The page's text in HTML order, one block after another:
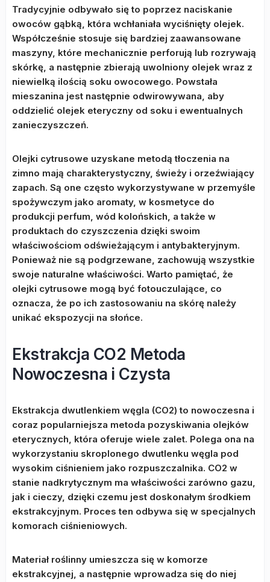
Tradycyjnie odbywało się to poprzez naciskanie
owoców gąbką, która wchłaniała wyciśnięty olejek.
Współcześnie stosuje się bardziej zaawansowane
maszyny, które mechanicznie perforują lub rozrywają
skórkę, a następnie zbierają uwolniony olejek wraz z
niewielką ilością soku owocowego. Powstała
mieszanina jest następnie odwirowywana, aby
oddzielić olejek eteryczny od soku i ewentualnych
zanieczyszczeń.
Olejki cytrusowe uzyskane metodą tłoczenia na
zimno mają charakterystyczny, świeży i orzeźwiający
zapach. Są one często wykorzystywane w przemyśle
spożywczym jako aromaty, w kosmetyce do
produkcji perfum, wód kolońskich, a także w
produktach do czyszczenia dzięki swoim
właściwościom odświeżającym i antybakteryjnym.
Ponieważ nie są podgrzewane, zachowują wszystkie
swoje naturalne właściwości. Warto pamiętać, że
olejki cytrusowe mogą być fotouczulające, co
oznacza, że po ich zastosowaniu na skórę należy
unikać ekspozycji na słońce.
Ekstrakcja CO2 Metoda
Nowoczesna i Czysta
Ekstrakcja dwutlenkiem węgla (CO2) to nowoczesna i
coraz popularniejsza metoda pozyskiwania olejków
eterycznych, która oferuje wiele zalet. Polega ona na
wykorzystaniu skroplonego dwutlenku węgla pod
wysokim ciśnieniem jako rozpuszczalnika. CO2 w
stanie nadkrytycznym ma właściwości zarówno gazu,
jak i cieczy, dzięki czemu jest doskonałym środkiem
ekstrakcyjnym. Proces ten odbywa się w specjalnych
komorach ciśnieniowych.
Materiał roślinny umieszcza się w komorze
ekstrakcyjnej, a następnie wprowadza się do niej